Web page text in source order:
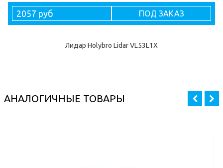
2057 руб ПОД ЗАКАЗ
Лидар Holybro Lidar VL53L1X
АНАЛОГИЧНЫЕ ТОВАРЫ